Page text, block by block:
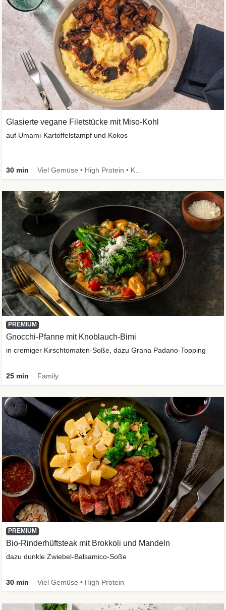
Glasierte vegane Filetstücke mit Miso-Kohl
auf Umami-Kartoffelstampf und Kokos
30 min
PREMIUM
Gnocchi-Pfanne mit Knoblauch-Bimi
in cremiger Kirschtomaten-Soße, dazu Grana Padano-Topping
25 min Family
PREMIUM
Bio-Rinderhüftsteak mit Brokkoli und Mandeln
dazu dunkle Zwiebel-Balsamico-Soße
30 min Viel Gemüse • High Protein